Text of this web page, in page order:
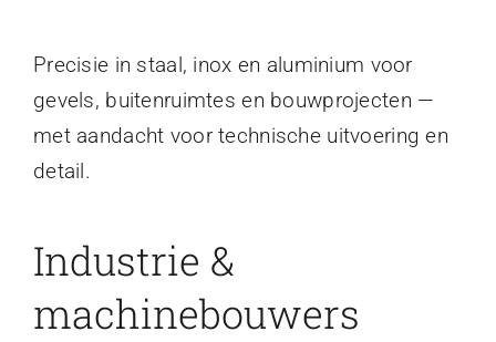
Precisie in staal, inox en aluminium voor
gevels, buitenruimtes en bouwprojecten —
met aandacht voor technische uitvoering en
detail.
Industrie &
machinebouwers